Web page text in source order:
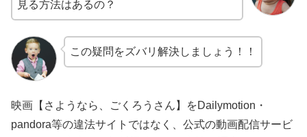
見る方法はあるの？
この疑問をズバリ解決しましょう！！
映画【さようなら、ごくろうさん】をDailymotion・
pandora等の違法サイトではなく、公式の動画配信サービ